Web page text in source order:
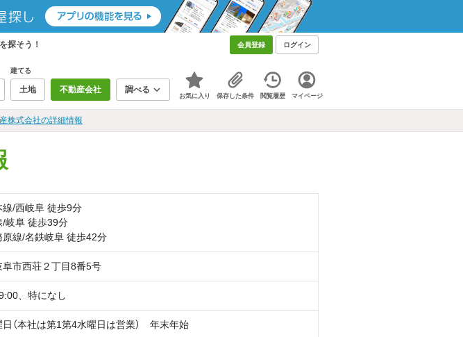
探そう！ 会員登録 ログイン
建てる
土地 不動産会社 調べる
お気に入り 保存した条件 閲覧履歴 マイページ
株式会社の詳細情報
線/西岐阜 徒歩9分
/岐阜 徒歩39分
原線/名鉄岐阜 徒歩42分
阜市西荘２丁目8番5号
、特になし
（本社は第1第4水曜日は営業） 年末年始